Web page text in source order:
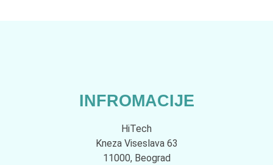
INFROMACIJE
HiTech
Kneza Viseslava 63
11000, Beograd